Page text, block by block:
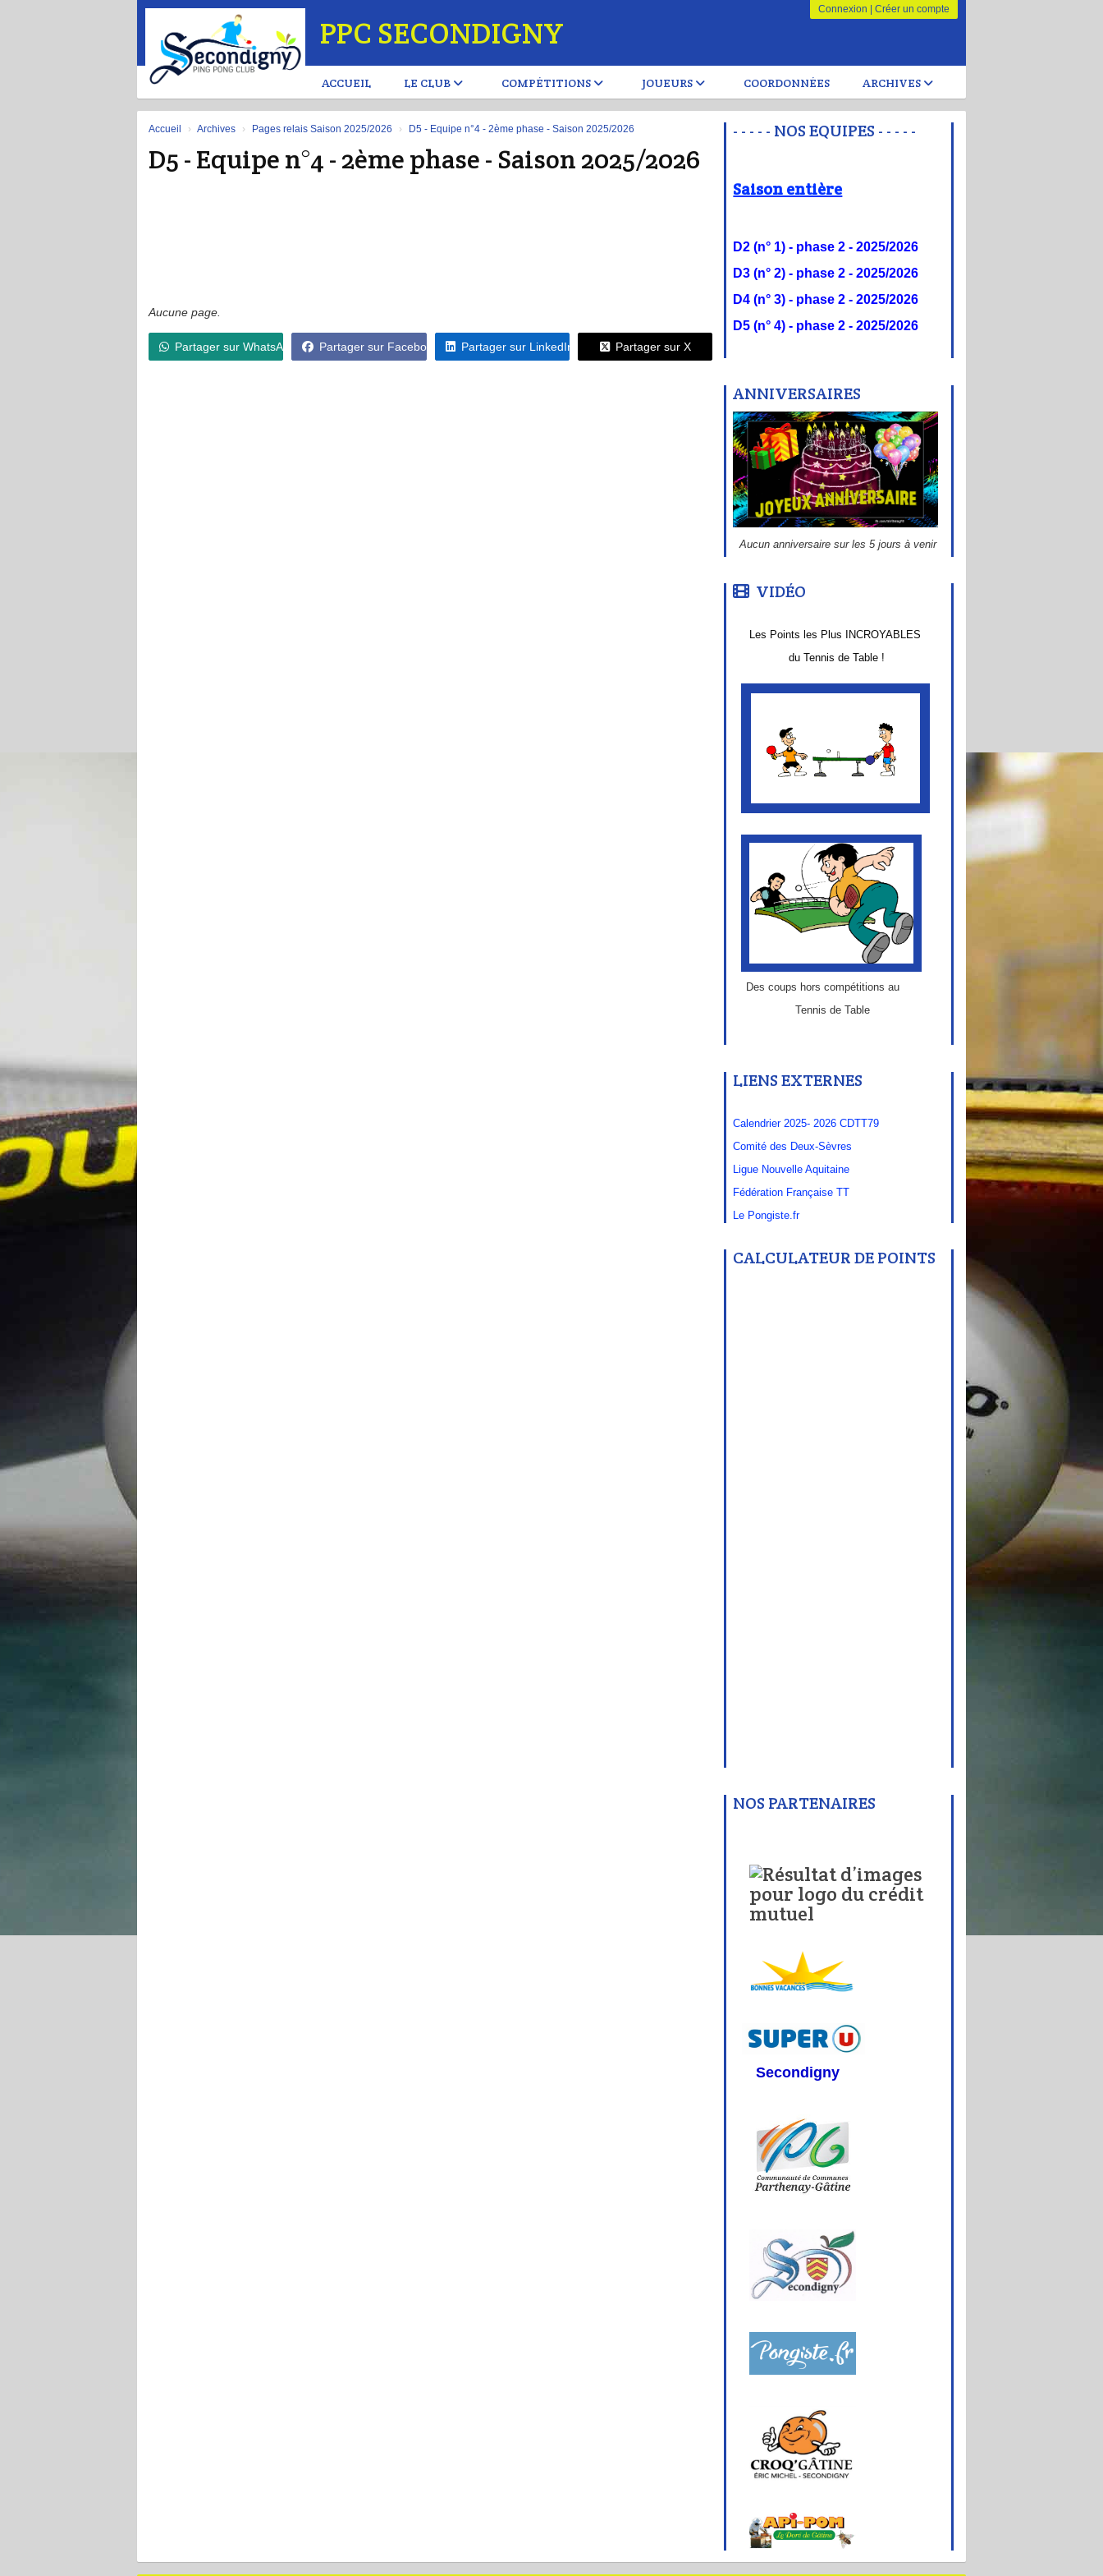
Connexion Créer un compte
PPC SECONDIGNY
ACCUEIL LE CLUB COMPÉTITIONS JOUEURS COORDONNÉES ARCHIVES
Accueil Archives Pages relais Saison 2025/2026 D5 - Equipe n°4 - 2ème phase - Saison 2025/2026
D5 - Equipe n°4 - 2ème phase - Saison 2025/2026
Aucune page.
Partager sur WhatsApp Partager sur Facebook Partager sur LinkedIn Partager sur X
- - - - - NOS EQUIPES - - - - -
Saison entière
D2 (n° 1) - phase 2 - 2025/2026
D3 (n° 2) - phase 2 - 2025/2026
D4 (n° 3) - phase 2 - 2025/2026
D5 (n° 4) - phase 2 - 2025/2026
ANNIVERSAIRES
Aucun anniversaire sur les 5 jours à venir
VIDÉO
Les Points les Plus INCROYABLES
du Tennis de Table !
Des coups hors compétitions au
Tennis de Table
LIENS EXTERNES
Calendrier 2025- 2026 CDTT79
Comité des Deux-Sèvres
Ligue Nouvelle Aquitaine
Fédération Française TT
Le Pongiste.fr
CALCULATEUR DE POINTS
NOS PARTENAIRES
Secondigny
Panneau de gestion des cookies